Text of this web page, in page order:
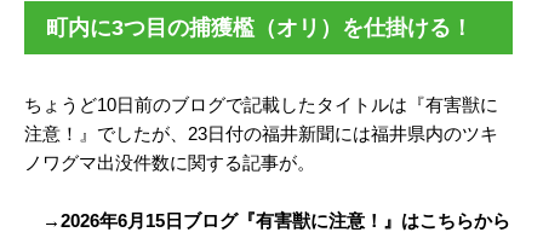
町内に3つ目の捕獲檻（オリ）を仕掛ける！
ちょうど10日前のブログで記載したタイトルは『有害獣に
注意！』でしたが、23日付の福井新聞には福井県内のツキ
ノワグマ出没件数に関する記事が。
→2026年6月15日ブログ『有害獣に注意！』はこちらから